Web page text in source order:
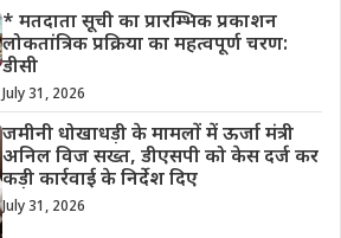
* मतदाता सूची का प्रारम्भिक प्रकाशन
लोकतांत्रिक प्रक्रिया का महत्वपूर्ण चरण:
डीसी
July 31, 2026
जमीनी धोखाधड़ी के मामलों में ऊर्जा मंत्री
अनिल विज सख्त, डीएसपी को केस दर्ज कर
कड़ी कार्रवाई के निर्देश दिए
July 31, 2026